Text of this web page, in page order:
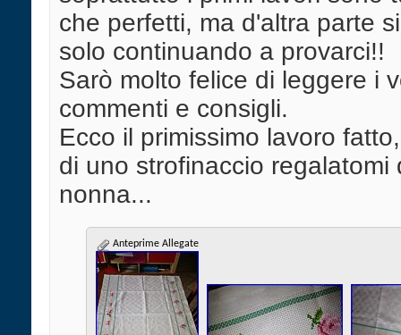
che perfetti, ma d'altra parte
solo continuando a provarci!!
Sarò molto felice di leggere i
commenti e consigli.
Ecco il primissimo lavoro
di uno strofinaccio regalatomi
nonna...
Anteprime Allegate